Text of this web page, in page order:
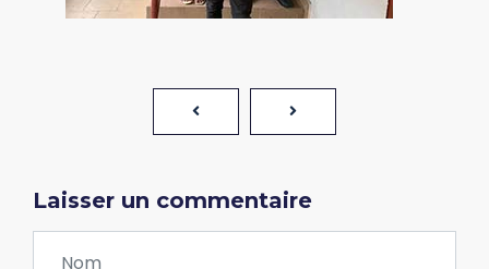
Laisser un commentaire